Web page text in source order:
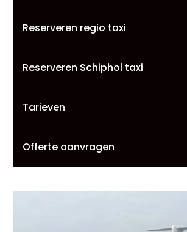
Reserveren regio taxi
Reserveren Schiphol taxi
Tarieven
Offerte aanvragen